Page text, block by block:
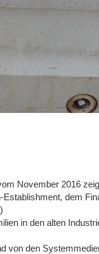
November 2016
dem
in den alten
von den